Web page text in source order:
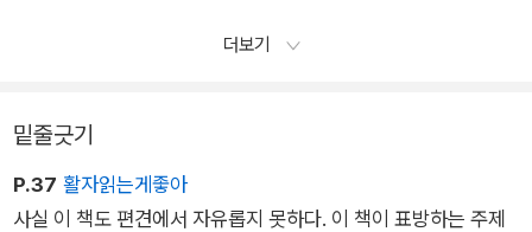
더보기
밑줄긋기
P.37 활자읽는게좋아
사실 이 책도 편견에서 자유롭지 못하다. 이 책이 표방하는 주제